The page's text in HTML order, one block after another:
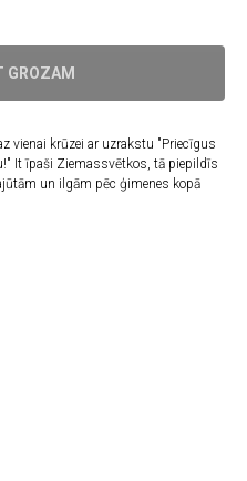
GROZAM
vienai krūzei ar uzrakstu "Priecīgus
It īpaši Ziemassvētkos, tā piepildīs
un ilgām pēc ģimenes kopā